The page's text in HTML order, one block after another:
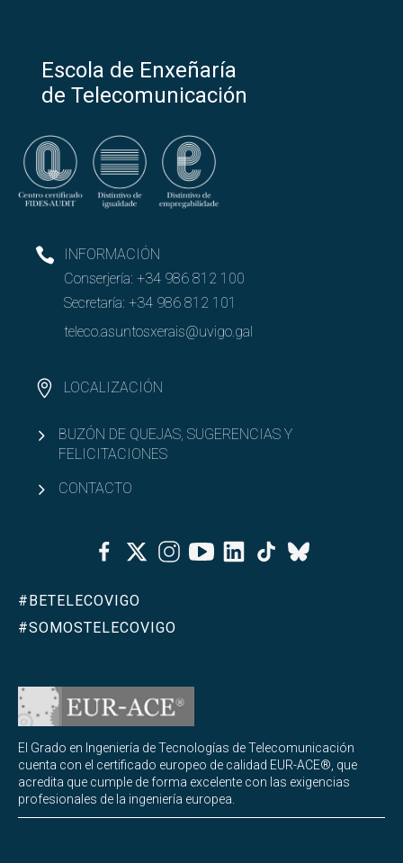
Escola de Enxeñaría
de Telecomunicación
INFORMACIÓN
Conserjería: +34 986 812 100
Secretaría: +34 986 812 101
teleco.asuntosxerais@uvigo.gal
LOCALIZACIÓN
BUZÓN DE QUEJAS, SUGERENCIAS Y
FELICITACIONES
CONTACTO
FacebookTwitterInstagramYoutubeLinkedinTiktok
Bluesky
#BETELECOVIGO
#SOMOSTELECOVIGO
El Grado en Ingeniería de Tecnologías de Telecomunicación
cuenta con el certificado europeo de calidad EUR-ACE®, que
acredita que cumple de forma excelente con las exigencias
profesionales de la ingeniería europea.